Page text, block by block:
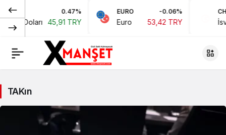
0.47%
Doları 45,91 TRY
EURO -0.06%
Euro 53,42 TRY
CHF
TAKın